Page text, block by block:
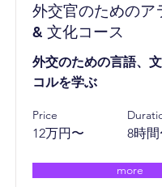
外交官のためのア
& 文化コース
外交のための言語、
コルを学ぶ
Price
12万円〜 8時間
more